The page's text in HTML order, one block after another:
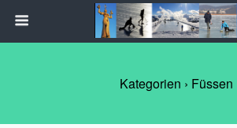
Kategorien › Füssen